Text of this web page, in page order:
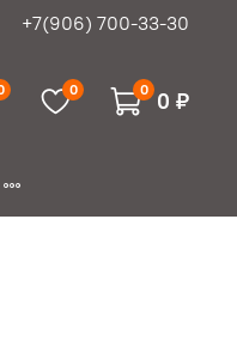
+7(906) 700-33-30
0 0 0 ₽